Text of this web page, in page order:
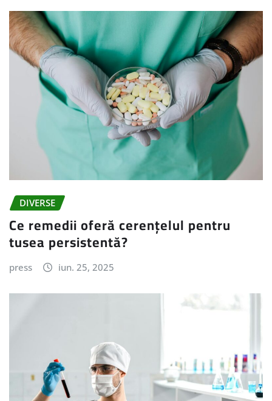
DIVERSE
Ce remedii oferă cerențelul pentru
tusea persistentă?
press iun. 25, 2025